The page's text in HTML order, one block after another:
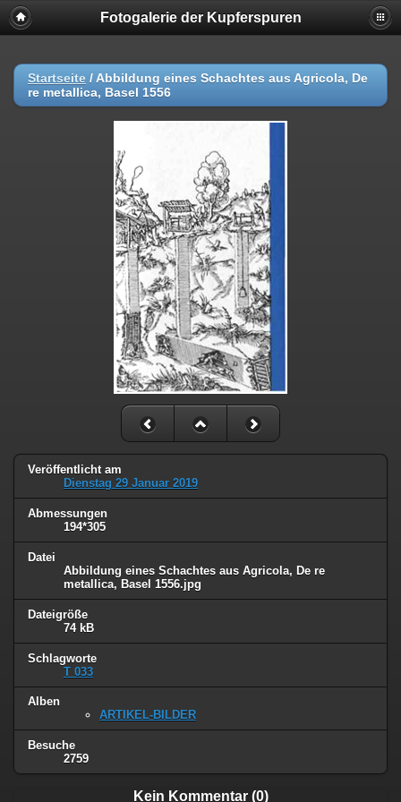
Fotogalerie der Kupferspuren
Startseite / Abbildung eines Schachtes aus Agricola, De
re metallica, Basel 1556
Veröffentlicht am
Dienstag 29 Januar 2019
Abmessungen
194*305
Datei
Abbildung eines Schachtes aus Agricola, De re
metallica, Basel 1556.jpg
Dateigröße
74 kB
Schlagworte
T 033
Alben
ARTIKEL-BILDER
Besuche
2759
Kein Kommentar (0)